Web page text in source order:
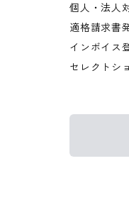
個人・法人
適格請求書
インボイス
セレクトシ